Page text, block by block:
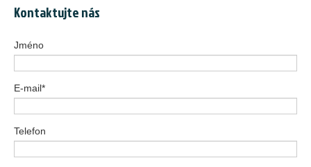
Kontaktujte nás
Jméno
E-mail*
Telefon